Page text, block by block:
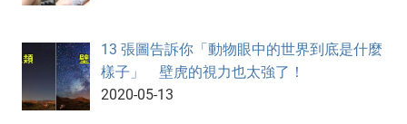
13 張圖告訴你「動物眼中的世界到底是什麼
樣子」 壁虎的視力也太強了！
2020-05-13